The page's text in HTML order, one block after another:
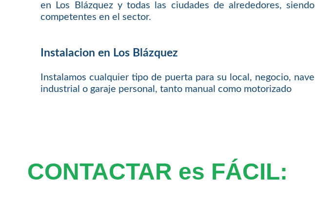
en Los Blázquez y todas las ciudades de alrededores, siendo
competentes en el sector.
Instalacion en Los Blázquez
Instalamos cualquier tipo de puerta para su local, negocio, nave
industrial o garaje personal, tanto manual como motorizado
CONTACTAR es FÁCIL: